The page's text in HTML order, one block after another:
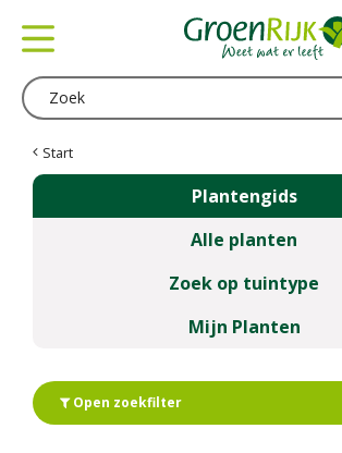
Start
Plantengids
Alle planten
Zoek op tuintype
Mijn Planten
Open zoekfilter